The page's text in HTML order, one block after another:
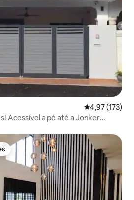
4,97 de uma
4,97 (173)
Acessível a pé até a Jonker